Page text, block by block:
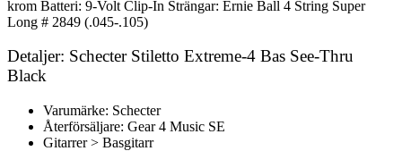
krom Batteri: 9-Volt Clip-In Strängar: Ernie Ball 4 String Super
Long # 2849 (.045-.105)
Detaljer: Schecter Stiletto Extreme-4 Bas See-Thru
Black
Varumärke: Schecter
Återförsäljare: Gear 4 Music SE
Gitarrer > Basgitarr